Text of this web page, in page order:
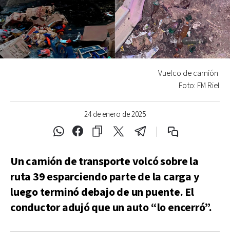
24 de enero de 2025
Vuelco de camión
Foto: FM Riel
Un camión de transporte volcó sobre la
ruta 39 esparciendo parte de la carga y
luego terminó debajo de un puente. El
conductor adujó que un auto “lo encerró”.